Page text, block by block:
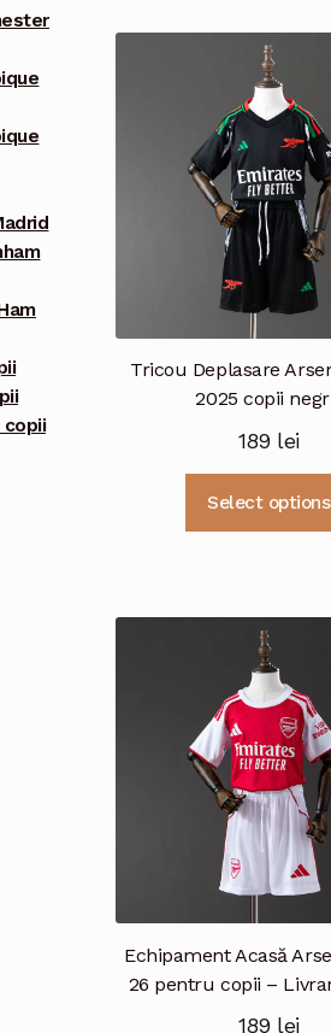
Tricou Deplasare
2025 copii
189 lei
Select options
Echipament Acasă
26 pentru copii –
189 lei
copii